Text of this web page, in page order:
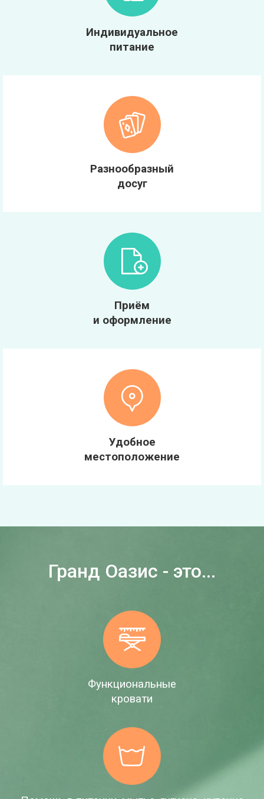
Индивидуальное
питание
Разнообразный
досуг
Приём
и оформление
Удобное
местоположение
Гранд Оазис - это...
Функциональные
кровати